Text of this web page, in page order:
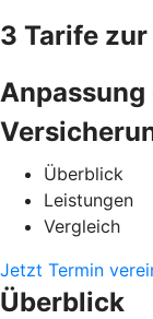
3 Tarife
Anpassung
Überblick
Leistungen
Vergleich
Jetzt Termin
Überblick